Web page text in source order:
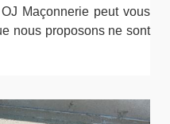
Maçonnerie peut vous
nous proposons ne sont